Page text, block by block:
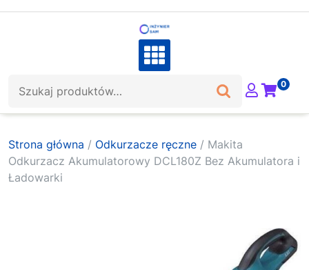
0
Strona główna / Odkurzacze ręczne / Makita
Odkurzacz Akumulatorowy DCL180Z Bez Akumulatora i
Ładowarki